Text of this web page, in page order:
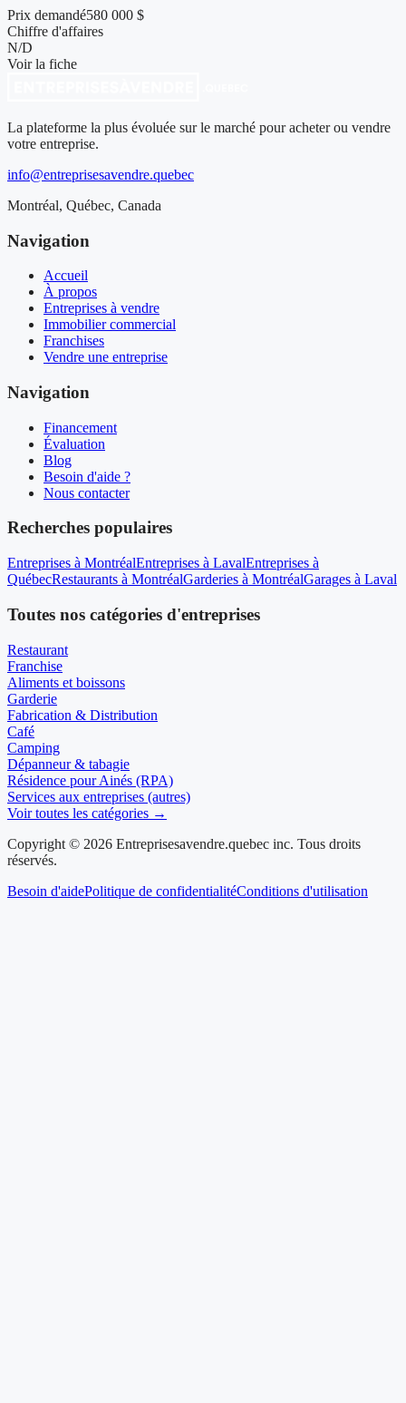
Prix demandé580 000 $
Chiffre d'affaires
N/D
Voir la fiche
La plateforme la plus évoluée sur le marché pour acheter ou vendre
votre entreprise.
info@entreprisesavendre.quebec
Montréal, Québec, Canada
Navigation
Accueil
À propos
Entreprises à vendre
Immobilier commercial
Franchises
Vendre une entreprise
Navigation
Financement
Évaluation
Blog
Besoin d'aide ?
Nous contacter
Recherches populaires
Entreprises à MontréalEntreprises à LavalEntreprises à
QuébecRestaurants à MontréalGarderies à MontréalGarages à Laval
Toutes nos catégories d'entreprises
Restaurant
Franchise
Aliments et boissons
Garderie
Fabrication & Distribution
Café
Camping
Dépanneur & tabagie
Résidence pour Ainés (RPA)
Services aux entreprises (autres)
Voir toutes les catégories →
Copyright © 2026 Entreprisesavendre.quebec inc. Tous droits
réservés.
Besoin d'aidePolitique de confidentialitéConditions d'utilisation